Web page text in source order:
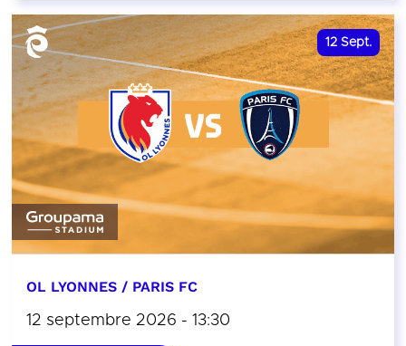
12 Sept.
OL LYONNES / PARIS FC
12 septembre 2026 - 13:30